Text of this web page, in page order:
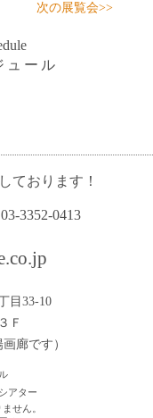
次の展覧会>>
ール
ております！
03-3352-0413
目33-10
Ｆ
廊です）
アター
せん。